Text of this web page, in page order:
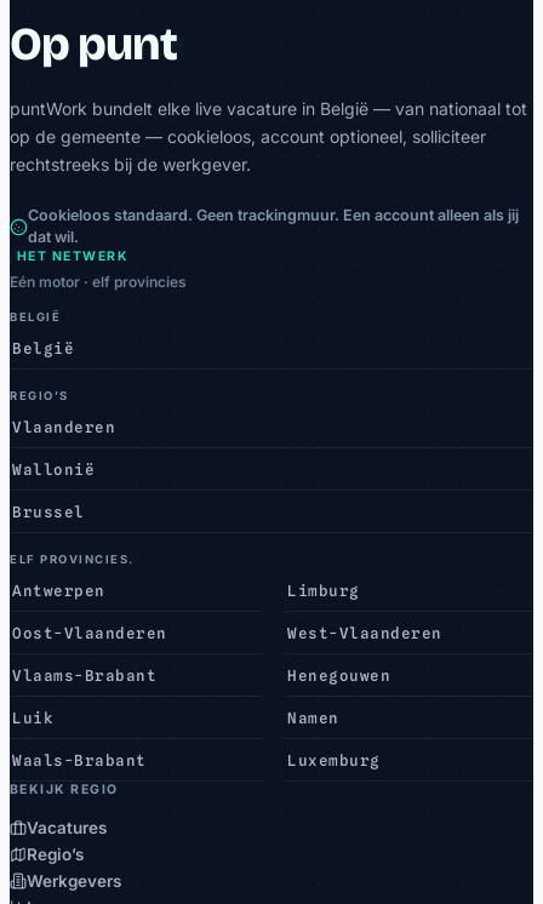
Op punt
puntWork bundelt elke live vacature in België — van nationaal tot
op de gemeente — cookieloos, account optioneel, solliciteer
rechtstreeks bij de werkgever.
Cookieloos standaard. Geen trackingmuur. Een account alleen als jij
dat wil.
HET NETWERK
Eén motor · elf provincies
BELGIË
België
REGIO’S
Vlaanderen
Wallonië
Brussel
ELF PROVINCIES.
Antwerpen Limburg
Oost-Vlaanderen West-Vlaanderen
Vlaams-Brabant Henegouwen
Luik Namen
Waals-Brabant Luxemburg
BEKIJK REGIO
Vacatures
Regio’s
Werkgevers